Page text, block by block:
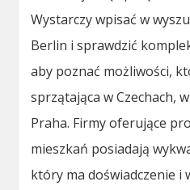
Wystarczy wpisać w
Berlin i sprawdzić
aby poznać możliwości,
sprzątająca w Czechach,
Praha. Firmy oferujące
mieszkań posiadają
który ma doświadczenie i